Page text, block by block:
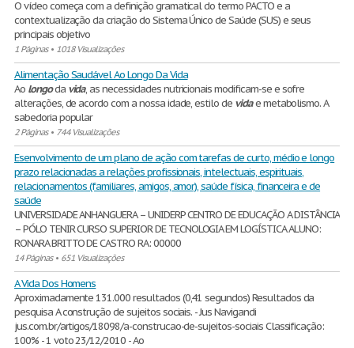
O vídeo começa com a definição gramatical do termo PACTO e a
contextualização da criação do Sistema Único de Saúde (SUS) e seus
principais objetivo
1 Páginas• 1018 Visualizações
Alimentação Saudável Ao Longo Da Vida
Ao longoda vida, as necessidades nutricionais modificam-se e sofre
alterações, de acordo com a nossa idade, estilo de vidae metabolismo. A
sabedoria popular
2 Páginas• 744 Visualizações
Esenvolvimento de um plano de ação com tarefas de curto, médio e longo
prazo relacionadas a relações profissionais, intelectuais, espirituais,
relacionamentos (familiares, amigos, amor), saúde física, financeira e de
saúde
UNIVERSIDADE ANHANGUERA – UNIDERP CENTRO DE EDUCAÇÃO A DISTÂNCIA
– PÓLO TENIR CURSO SUPERIOR DE TECNOLOGIA EM LOGÍSTICA ALUNO:
RONARA BRITTO DE CASTRO RA: 00000
14 Páginas• 651 Visualizações
A Vida Dos Homens
Aproximadamente 131.000 resultados (0,41 segundos) Resultados da
pesquisa A construção de sujeitos sociais. - Jus Navigandi
jus.com.br/artigos/18098/a-construcao-de-sujeitos-sociais Classificação:
100% - ‎1 voto 23/12/2010 - Ao